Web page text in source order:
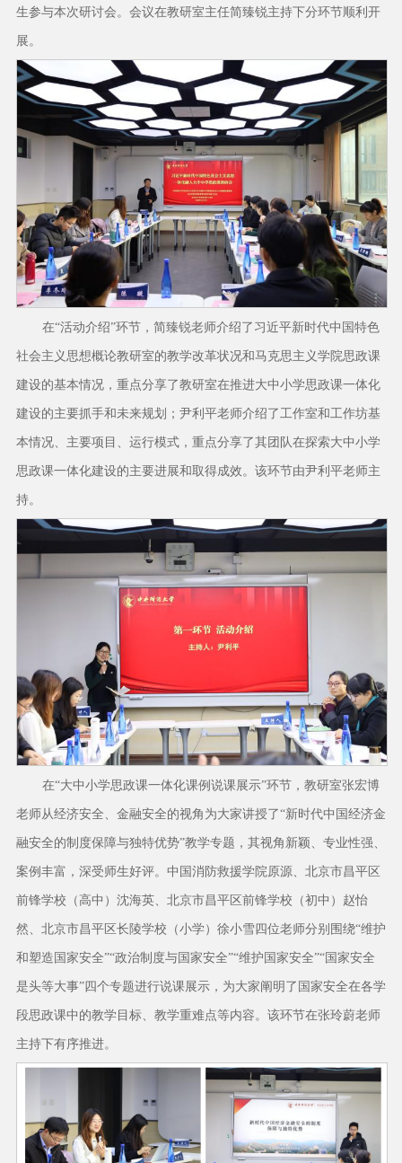
生参与本次研讨会。会议在教研室主任简臻锐主持下分环节顺利开
展。
在“活动介绍”环节，简臻锐老师介绍了习近平新时代中国特色
社会主义思想概论教研室的教学改革状况和马克思主义学院思政课
建设的基本情况，重点分享了教研室在推进大中小学思政课一体化
建设的主要抓手和未来规划；尹利平老师介绍了工作室和工作坊基
本情况、主要项目、运行模式，重点分享了其团队在探索大中小学
思政课一体化建设的主要进展和取得成效。该环节由尹利平老师主
持。
在“大中小学思政课一体化课例说课展示”环节，教研室张宏博
老师从经济安全、金融安全的视角为大家讲授了“新时代中国经济金
融安全的制度保障与独特优势”教学专题，其视角新颖、专业性强、
案例丰富，深受师生好评。中国消防救援学院原源、北京市昌平区
前锋学校（高中）沈海英、北京市昌平区前锋学校（初中）赵怡
然、北京市昌平区长陵学校（小学）徐小雪四位老师分别围绕“维护
和塑造国家安全”“政治制度与国家安全”“维护国家安全”“国家安全
是头等大事”四个专题进行说课展示，为大家阐明了国家安全在各学
段思政课中的教学目标、教学重难点等内容。该环节在张玲蔚老师
主持下有序推进。